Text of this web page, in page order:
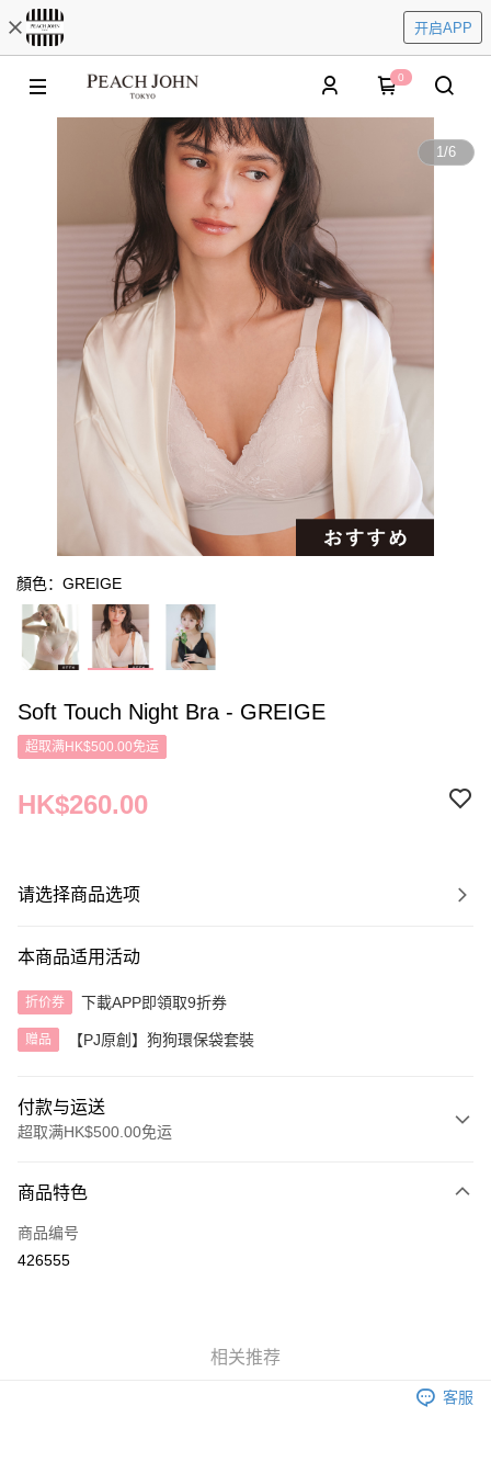
开启APP
0
1/6
顏色：GREIGE
Soft Touch Night Bra - GREIGE
超取满HK$500.00免运
HK$260.00
请选择商品选项
本商品适用活动
折价券 下載APP即領取9折券
赠品 【PJ原創】狗狗環保袋套裝
付款与运送
超取满HK$500.00免运
信用卡
AlipayHK
每笔HK$40.00，满HK$500.00(含以上)免运费
商品特色
商品编号
426555
相关推荐
客服